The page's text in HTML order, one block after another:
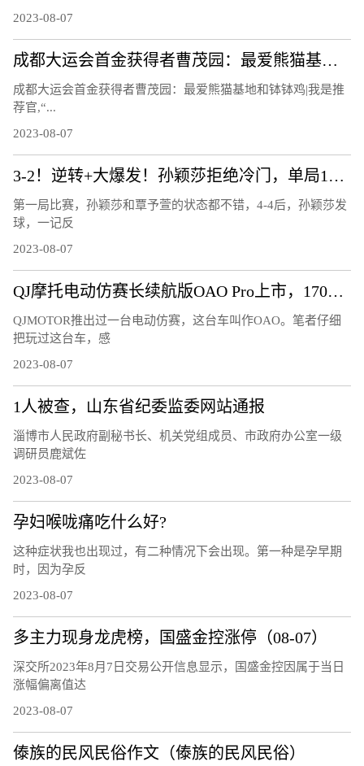
2023-08-07
成都大运会首金获得者曹茂园：最爱熊猫基地和钵钵鸡 | 我是推荐官
成都大运会首金获得者曹茂园：最爱熊猫基地和钵钵鸡|我是推
荐官,“...
2023-08-07
3-2！逆转+大爆发！孙颖莎拒绝冷门，单局11-3，霸气怒吼庆祝
第一局比赛，孙颖莎和覃予萱的状态都不错，4-4后，孙颖莎发
球，一记反
2023-08-07
QJ摩托电动仿赛长续航版OAO Pro上市，170公里的续航够用吗？
QJMOTOR推出过一台电动仿赛，这台车叫作OAO。笔者仔细
把玩过这台车，感
2023-08-07
1人被查，山东省纪委监委网站通报
淄博市人民政府副秘书长、机关党组成员、市政府办公室一级
调研员鹿斌佐
2023-08-07
孕妇喉咙痛吃什么好?
这种症状我也出现过，有二种情况下会出现。第一种是孕早期
时，因为孕反
2023-08-07
多主力现身龙虎榜，国盛金控涨停（08-07）
深交所2023年8月7日交易公开信息显示，国盛金控因属于当日
涨幅偏离值达
2023-08-07
傣族的民风民俗作文（傣族的民风民俗）